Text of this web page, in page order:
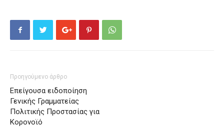
Προηγούμενο άρθρο
Επείγουσα ειδοποίηση
Γενικής Γραμματείας
Πολιτικής Προστασίας για
Κορονοϊό